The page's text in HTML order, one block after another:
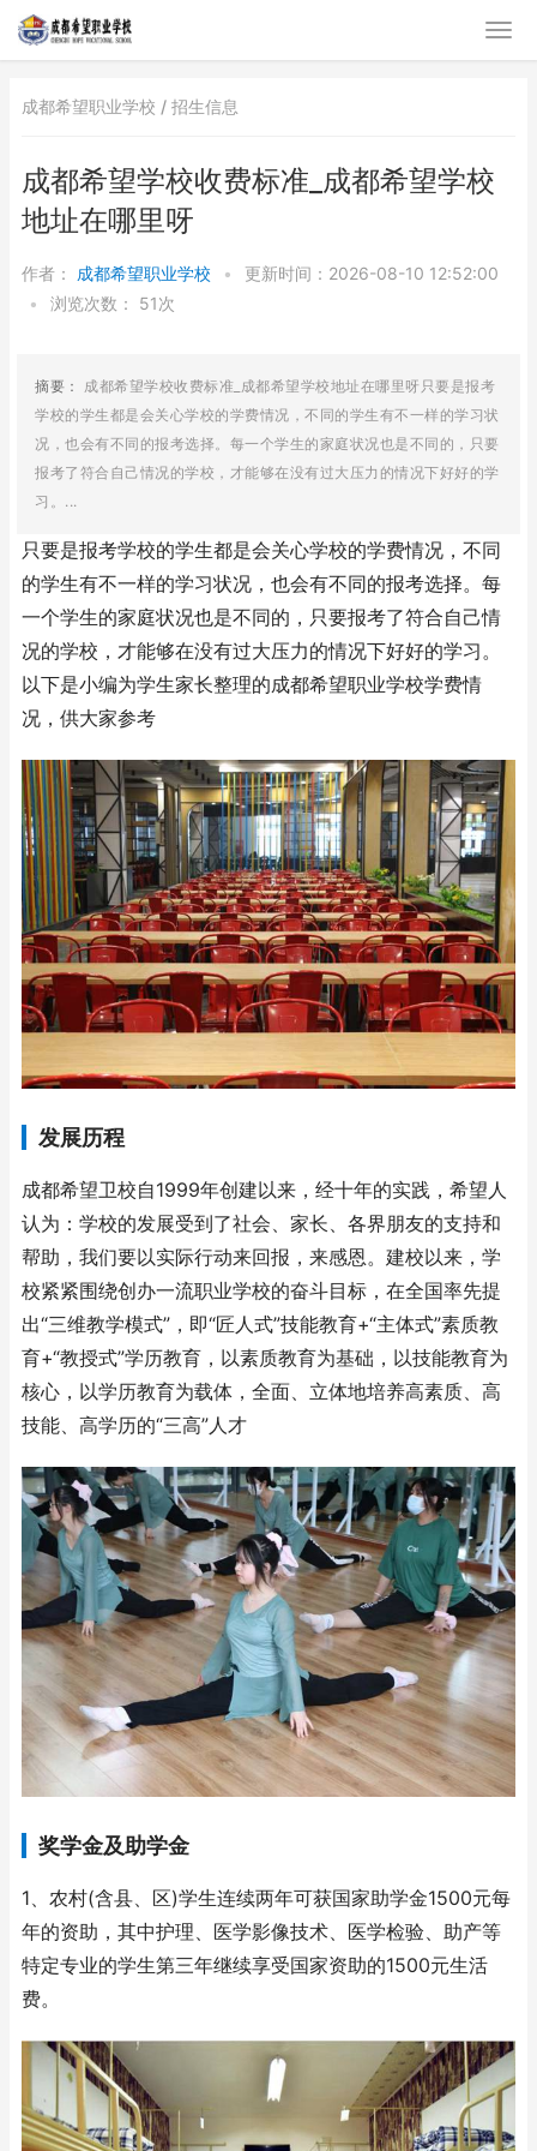
成都希望职业学校 / 招生信息
成都希望学校收费标准_成都希望学校
地址在哪里呀
作者： 成都希望职业学校 •
更新时间：2026-08-10 12:52:00
•
浏览次数： 51次
摘要： 成都希望学校收费标准_成都希望学校地址在哪里呀只要是报考
学校的学生都是会关心学校的学费情况，不同的学生有不一样的学习状
况，也会有不同的报考选择。每一个学生的家庭状况也是不同的，只要
报考了符合自己情况的学校，才能够在没有过大压力的情况下好好的学
习。...
只要是报考学校的学生都是会关心学校的学费情况，不同
的学生有不一样的学习状况，也会有不同的报考选择。每
一个学生的家庭状况也是不同的，只要报考了符合自己情
况的学校，才能够在没有过大压力的情况下好好的学习。
以下是小编为学生家长整理的成都希望职业学校学费情
况，供大家参考
发展历程
成都希望卫校自1999年创建以来，经十年的实践，希望人
认为：学校的发展受到了社会、家长、各界朋友的支持和
帮助，我们要以实际行动来回报，来感恩。建校以来，学
校紧紧围绕创办一流职业学校的奋斗目标，在全国率先提
出“三维教学模式”，即“匠人式”技能教育+“主体式”素质教
育+“教授式”学历教育，以素质教育为基础，以技能教育为
核心，以学历教育为载体，全面、立体地培养高素质、高
技能、高学历的“三高”人才
奖学金及助学金
1、农村(含县、区)学生连续两年可获国家助学金1500元每
年的资助，其中护理、医学影像技术、医学检验、助产等
特定专业的学生第三年继续享受国家资助的1500元生活
费。